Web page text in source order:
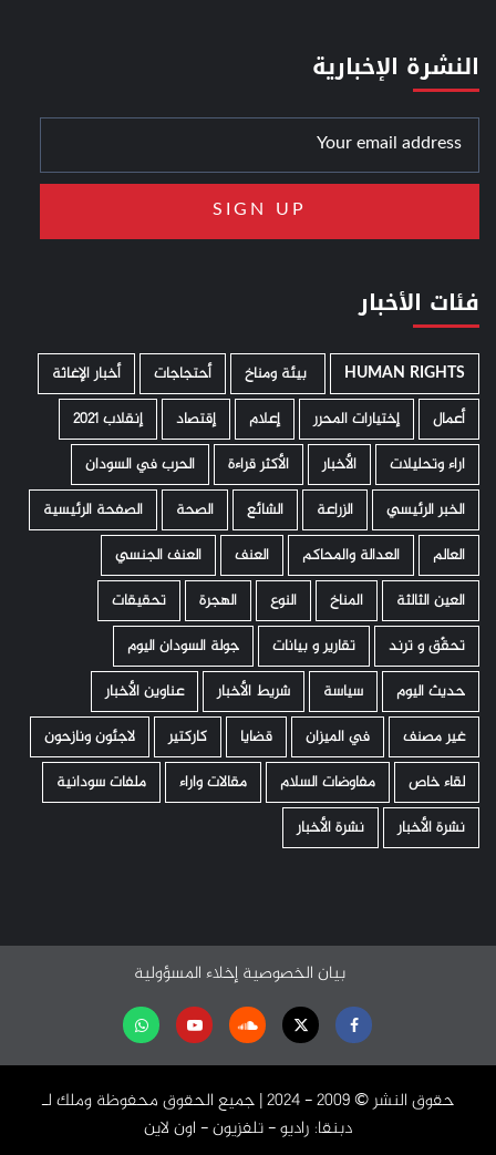
النشرة الإخبارية
فئات الأخبار
HUMAN RIGHTS ­ بيئة ومناخ أحتجاجات
أخبار الإغاثة
أعمال
إختيارات المحرر إعلام إقتصاد
إنقلاب 2021
اراء وتحليلات
الأخبار الأكثر قراءة
الحرب في السودان
الخبر الرئيسي
الزراعة الشائع الصحة
الصفحة الرئيسية
العالم
العدالة والمحاكم العنف
العنف الجنسي
العين الثالثة
المناخ النوع الهجرة
تحقيقات
تحقّق و ترند
تقارير و بيانات
جولة السودان اليوم
حديث اليوم
سياسة شريط الأخبار
عناوين الأخبار
غير مصنف
في الميزان قضايا كاركتير
لاجئون ونازحون
لقاء خاص
مفاوضات السلام مقالات واراء
ملفات سودانية
نشرة الأخبار
نشرة الأخبار
بيان الخصوصية إخلاء المسؤولية
Facebook
Twitter
Soundcloud
Youtubeتابعنا
واتساب
حقوق النشر ©️ 2009 - 2024 | جميع الحقوق محفوظة وملك لـ
دبنقا: راديو - تلفزيون - اون لاين